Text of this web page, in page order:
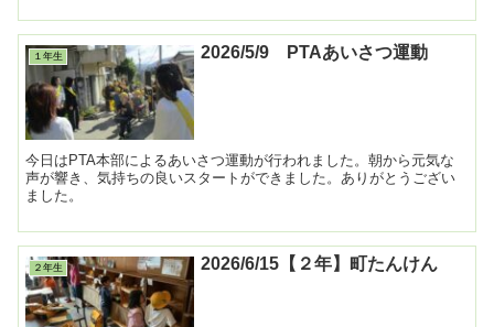
１年生 2026/5/9 PTAあいさつ運動
今日はPTA本部によるあいさつ運動が行われました。朝から元気な
声が響き、気持ちの良いスタートができました。ありがとうござい
ました。
２年生 2026/6/15【２年】町たんけん